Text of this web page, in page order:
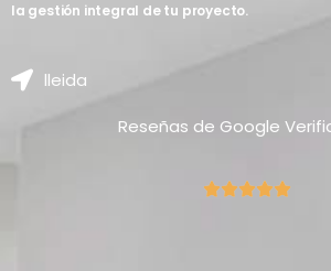
la gestión integral de tu proyecto.
lleida
Reseñas de Google